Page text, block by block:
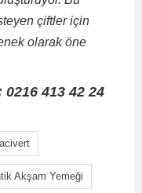
çiftler için
olarak öne
0216 413 42 24
Akşam Yemeği